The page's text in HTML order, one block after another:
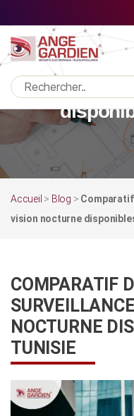
surveillance
Accueil > Blog >
vision nocturne
COMPARATIF
NOCTURNE
TUNISIE